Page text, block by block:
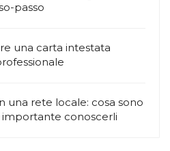
passo
una carta intestata
una rete locale: cosa sono
conoscerli